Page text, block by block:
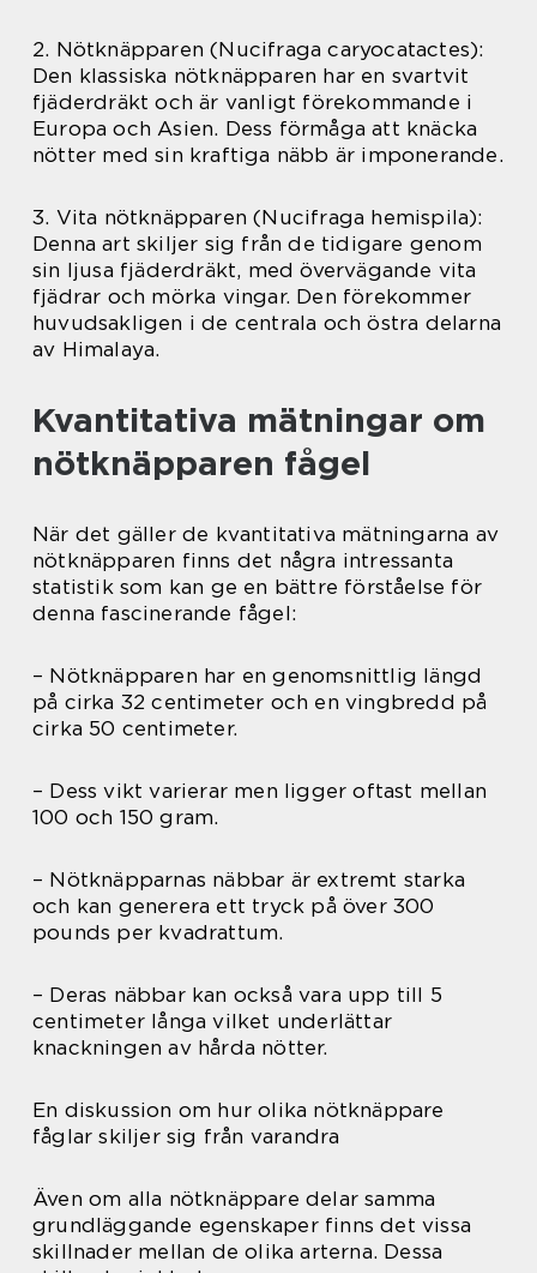
2. Nötknäpparen (Nucifraga caryocatactes):
Den klassiska nötknäpparen har en svartvit
fjäderdräkt och är vanligt förekommande i
Europa och Asien. Dess förmåga att knäcka
nötter med sin kraftiga näbb är imponerande.
3. Vita nötknäpparen (Nucifraga hemispila):
Denna art skiljer sig från de tidigare genom
sin ljusa fjäderdräkt, med övervägande vita
fjädrar och mörka vingar. Den förekommer
huvudsakligen i de centrala och östra delarna
av Himalaya.
Kvantitativa mätningar om
nötknäpparen fågel
När det gäller de kvantitativa mätningarna av
nötknäpparen finns det några intressanta
statistik som kan ge en bättre förståelse för
denna fascinerande fågel:
– Nötknäpparen har en genomsnittlig längd
på cirka 32 centimeter och en vingbredd på
cirka 50 centimeter.
– Dess vikt varierar men ligger oftast mellan
100 och 150 gram.
– Nötknäpparnas näbbar är extremt starka
och kan generera ett tryck på över 300
pounds per kvadrattum.
– Deras näbbar kan också vara upp till 5
centimeter långa vilket underlättar
knackningen av hårda nötter.
En diskussion om hur olika nötknäppare
fåglar skiljer sig från varandra
Även om alla nötknäppare delar samma
grundläggande egenskaper finns det vissa
skillnader mellan de olika arterna. Dessa